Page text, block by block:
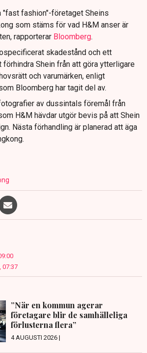
"fast fashion"-företaget Sheins
som stäms för vad H&M anser är
rapporterar Bloomberg.
skadestånd och ett
Shein från att göra ytterligare
och varumärken, enligt
Bloomberg har tagit del av.
av dussintals föremål från
H&M hävdar utgör bevis på att Shein
Nästa förhandling är planerad att äga
07:37
”När en kommun agerar
företagare blir de samhälleliga
förlusterna flera”
4 AUGUSTI 2026 |